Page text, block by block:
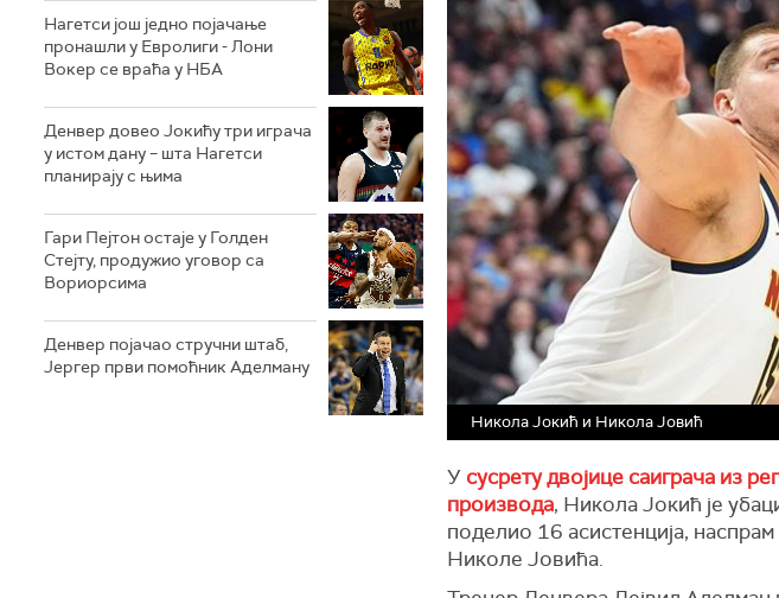
Нагетси још једно појачање
пронашли у Евролиги - Лони
Вокер се враћа у НБА
Денвер довео Јокићу три играча
у истом дану – шта Нагетси
планирају с њима
Гари Пејтон остаје у Голден
Стејту, продужио уговор са
Вориорсима
Денвер појачао стручни штаб,
Јергер први помоћник Аделману
Никола Јокић и Никола Јовић
У сусрету двојице саиграча из
производа, Никола Јокић је
поделио 16 асистенција,
Николе Јовића.